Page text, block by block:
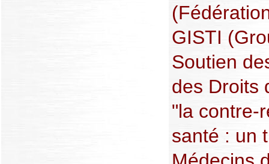
GISTI
Soutien
des Droits
"la contre-
santé : un